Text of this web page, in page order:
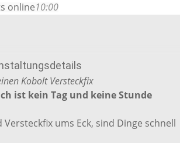
online10:00
Kobolt Versteckfix
ist kein Tag und keine Stunde
ums Eck, sind Dinge schnell